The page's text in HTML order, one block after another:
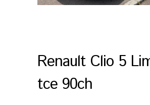
Renault Clio 5
tce 90ch